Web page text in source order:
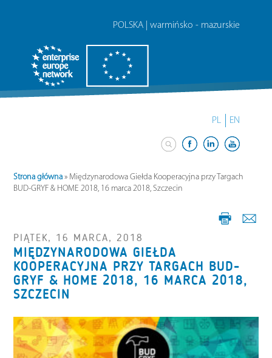
POLSKA | warmińsko - mazurskie
PL EN
Strona główna » Międzynarodowa Giełda Kooperacyjna przy Targach
BUD-GRYF & HOME 2018, 16 marca 2018, Szczecin
PIĄTEK, 16 MARCA, 2018
MIĘDZYNARODOWA GIEŁDA
KOOPERACYJNA PRZY TARGACH BUD-
GRYF & HOME 2018, 16 MARCA 2018,
SZCZECIN